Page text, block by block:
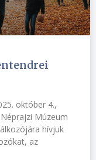
október 4.,
Múzeum
hívjuk
az